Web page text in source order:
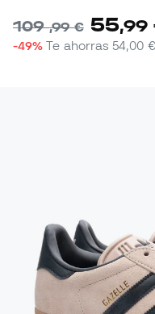
109,99 € 55,99
-49% Te ahorras54,00 €